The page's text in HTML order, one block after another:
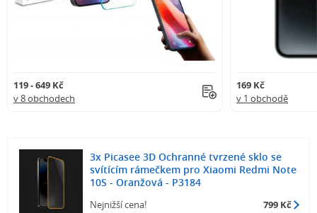
119 - 649 Kč
v 8 obchodech
169 Kč
v 1 obchodě
3x Picasee 3D Ochranné tvrzené sklo se
svítícím rámečkem pro Xiaomi Redmi Note
10S - Oranžová - P3184
Nejnižší cena! 799 Kč